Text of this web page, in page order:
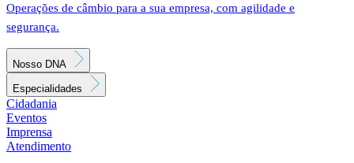
Operações de câmbio para a sua empresa, com agilidade e
segurança.
Nosso DNA
Especialidades
Cidadania
Eventos
Imprensa
Atendimento